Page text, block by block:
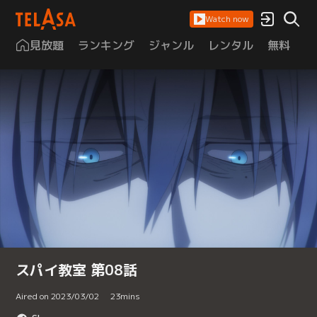
Watch now
見放題 ランキング ジャンル レンタル 無料
スパイ教室 第08話
Aired on 2023/03/02 23mins